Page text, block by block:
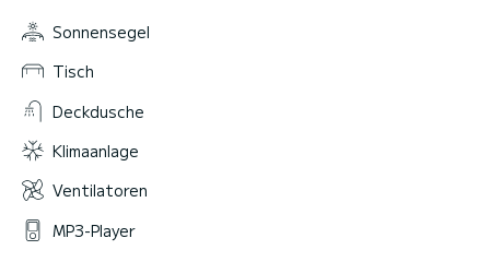
Sonnensegel
Tisch
Deckdusche
Klimaanlage
Ventilatoren
MP3-Player